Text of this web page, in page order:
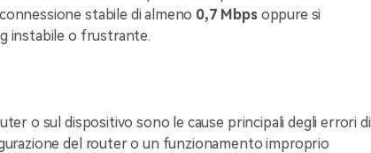
stabile di almeno 0,7 Mbpsoppure si
instabile o frustrante.
o sul dispositivo sono le cause principali degli errori di
del router o un funzionamento improprio